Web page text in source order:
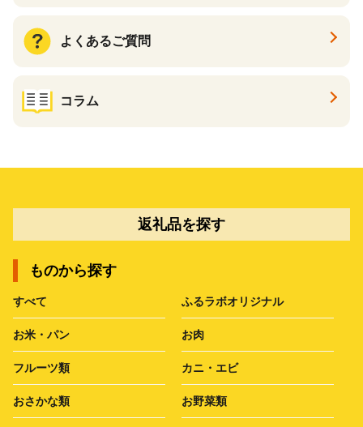
よくあるご質問
コラム
返礼品を探す
ものから探す
すべて ふるラボオリジナル
お米・パン お肉
フルーツ類 カニ・エビ
おさかな類 お野菜類